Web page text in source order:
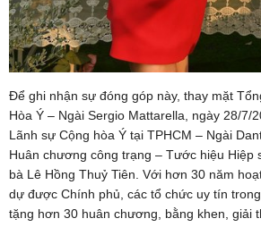
Để ghi nhận sự đóng góp này, thay mặt
Hòa Ý – Ngài Sergio Mattarella, ngày 28/7/
Lãnh sự Cộng hòa Ý tại TPHCM – Ngài
Huân chương công trạng – Tước hiệu Hiệp
bà Lê Hồng Thuỷ Tiên. Với hơn 30 năm
dự được Chính phủ, các tổ chức uy tín
tặng hơn 30 huân chương, bằng khen, giải